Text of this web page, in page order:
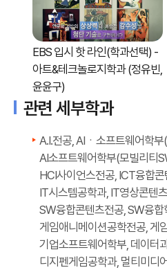
EBS 입시 핫 라인(학과선택) -
아트&테크놀로지학과 (정유빈,
윤윤구)
관련 세부학과
A.I.전공, AIㆍ소프트웨어학
AI소프트웨어학부(모빌리티
HCI사이언스전공, ICT융합
IT시스템공학과, IT영상콘텐
SW융합콘텐츠전공, SW융합
게임애니메이션공학전공, 게
기업소프트웨어학부, 데이터
디지펜게임공학과, 멀티미디